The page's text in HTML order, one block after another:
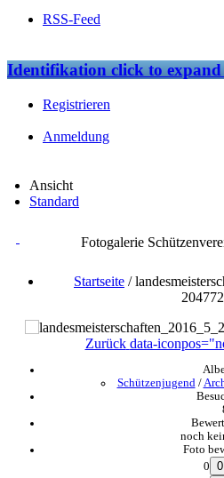
RSS-Feed
Identifikationclick to expand
Registrieren
Anmeldung
Ansicht
Standard
Fotogalerie
Startseite /
Zurück data-
Schützenjugend /
noch
Foto
0